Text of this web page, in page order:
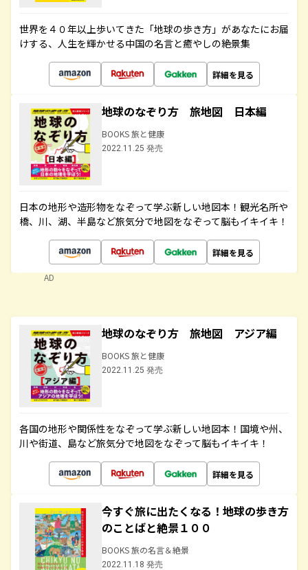
世界を４０年以上歩いてきた「地球の歩き方」があなたにお届
けする、人生を輝かせる中国の名言と癒やしの絶景集
詳細を見る
地球のなぞり方 旅地図 日本編
BOOKS 旅と健康
2022.11.25 発売
日本の地形や造形物をなぞって学ぶ新しい地図本！観光名所や
橋、川、湖、半島など旅気分で地図をなぞって脳もイキイキ！
詳細を見る
AD
地球のなぞり方 旅地図 アジア編
BOOKS 旅と健康
2022.11.25 発売
各国の地形や関係性をなぞって学ぶ新しい地図本！国境や州、
川や街道、島など旅気分で地図をなぞって脳もイキイキ！
詳細を見る
今すぐ旅に出たくなる！地球の歩き方
のことばと絶景１００
BOOKS 旅の名言＆絶景
2022.11.18 発売